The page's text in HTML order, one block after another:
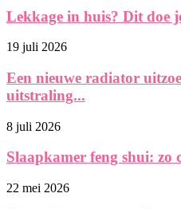
Lekkage in huis? Dit doe
19 juli 2026
Een nieuwe radiator
uitstraling...
8 juli 2026
Slaapkamer feng shui: zo
22 mei 2026